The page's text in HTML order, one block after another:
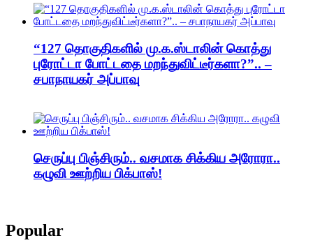
“127 தொகுதிகளில் மு.க.ஸ்டாலின் கொத்து
புரோட்டா போட்டதை மறந்துவிட்டீர்களா?”.. –
சபாநாயகர் அப்பாவு
செருப்பு பிஞ்சிரும்.. வசமாக சிக்கிய அரோரா..
கழுவி ஊற்றிய பிக்பாஸ்!
Popular